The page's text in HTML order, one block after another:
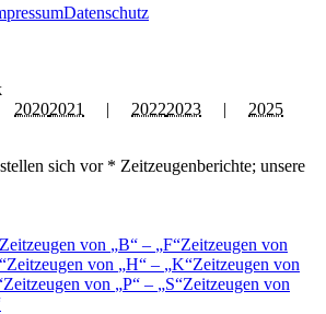
Datenschutz
20202021 | 20222023 | 2025
sich vor * Zeitzeugenberichte; unsere
Zeitzeugen von B – F Zeitzeugen von
Zeitzeugen von H – K Zeitzeugen von
Zeitzeugen von P – S Zeitzeugen von